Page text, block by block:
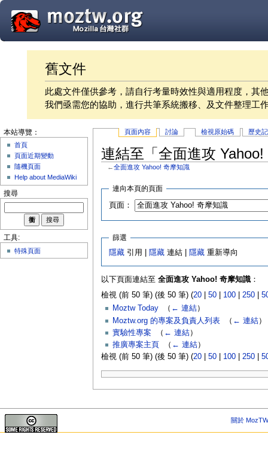
舊文件
此處文件僅供參考，請自行考量時效性與適用程度，其
我們亟需您的協助，進行共筆系統搬移、及文件整理工
頁面內容 討論 檢視原始碼 歷史
連結至「全面進攻
←全面進攻 Yahoo! 奇摩知識
連向本頁的頁面
頁面：
篩選
隱藏 引用 | 隱藏 連結 | 隱藏 重新導向
以下頁面連結至 全面進攻 Yahoo! 奇摩知識：
檢視 (前 50 筆) (後 50 筆) (20| 50| 100| 250|
Moztw Today‎ （ ← 連結）
Moztw.org 的專案及負責人列表‎ （ ← 連結）
實驗性專案‎ （ ← 連結）
推廣專案主頁
（ ← 連結）
檢視 (前 50 筆) (後 50 筆) (20| 50| 100| 250|
本站導覽：
首頁
頁面近期變動
隨機頁面
Help about MediaWiki
搜尋
工具:
特殊頁面
關於